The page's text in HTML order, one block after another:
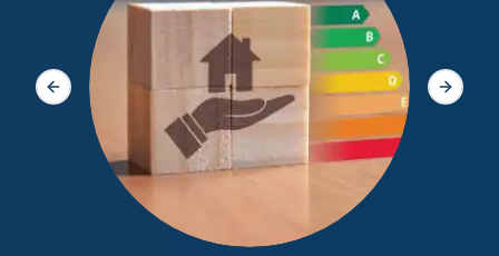
Slide précédente Slide